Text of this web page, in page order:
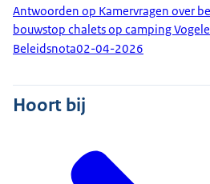
Antwoorden op Kamervragen over
bouwstop chalets op camping
Beleidsnota02-04-2026
Hoort bij